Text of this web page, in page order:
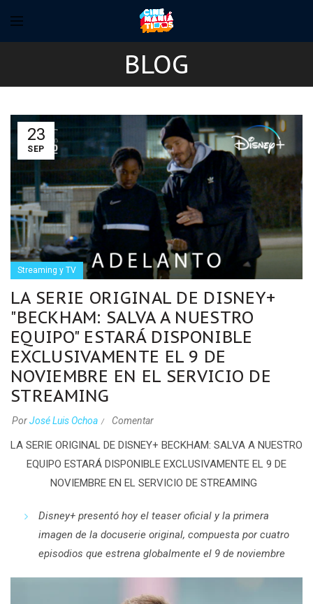
BLOG
23
SEP
Streaming y TV
LA SERIE ORIGINAL DE DISNEY+
"BECKHAM: SALVA A NUESTRO
EQUIPO" ESTARÁ DISPONIBLE
EXCLUSIVAMENTE EL 9 DE
NOVIEMBRE EN EL SERVICIO DE
STREAMING
PorJosé Luis Ochoa Comentar
LA SERIE ORIGINAL DE DISNEY+ BECKHAM: SALVA A NUESTRO
EQUIPO ESTARÁ DISPONIBLE EXCLUSIVAMENTE EL 9 DE
NOVIEMBRE EN EL SERVICIO DE STREAMING
Disney+ presentó hoy el teaser oficial y la primera
imagen de la docuserie original, compuesta por cuatro
episodios que estrena globalmente el 9 de noviembre